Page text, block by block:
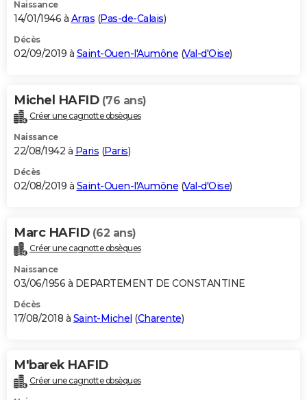
Naissance
14/01/1946 à Arras (Pas-de-Calais)
Décès
02/09/2019 à Saint-Ouen-l'Aumône (Val-d'Oise)
Michel HAFID (76 ans)
Créer une cagnotte obsèques
Naissance
22/08/1942 à Paris (Paris)
Décès
02/08/2019 à Saint-Ouen-l'Aumône (Val-d'Oise)
Marc HAFID (62 ans)
Créer une cagnotte obsèques
Naissance
03/06/1956 à DEPARTEMENT DE CONSTANTINE
Décès
17/08/2018 à Saint-Michel (Charente)
M'barek HAFID
Créer une cagnotte obsèques